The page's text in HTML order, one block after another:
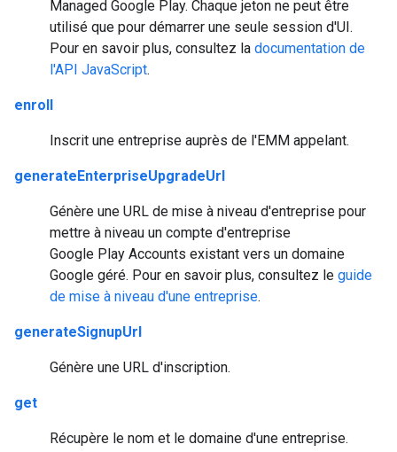
Managed Google Play. Chaque jeton ne peut être
utilisé que pour démarrer une seule session d'UI.
Pour en savoir plus, consultez la documentation de
l'API JavaScript.
enroll
Inscrit une entreprise auprès de l'EMM appelant.
generateEnterpriseUpgradeUrl
Génère une URL de mise à niveau d'entreprise pour
mettre à niveau un compte d'entreprise
Google Play Accounts existant vers un domaine
Google géré. Pour en savoir plus, consultez le guide
de mise à niveau d'une entreprise.
generateSignupUrl
Génère une URL d'inscription.
get
Récupère le nom et le domaine d'une entreprise.